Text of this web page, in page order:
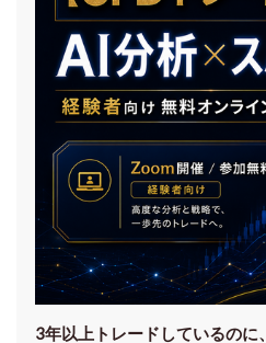
3年以上トレードしているのに、